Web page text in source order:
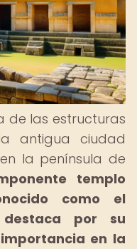
de las estructuras
antigua ciudad
la península de
templo
como el
destaca por su
en la